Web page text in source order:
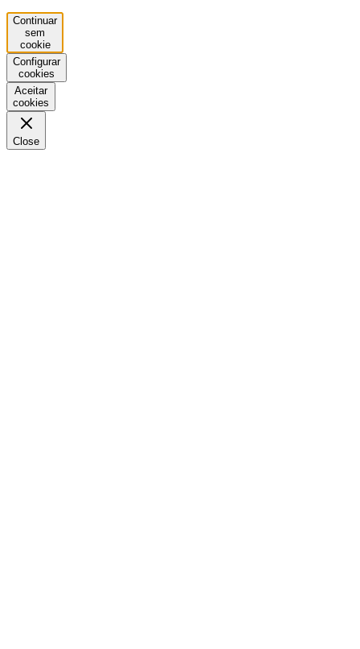
Continuar
sem
cookie
Configurar
cookies
Aceitar
cookies
Close